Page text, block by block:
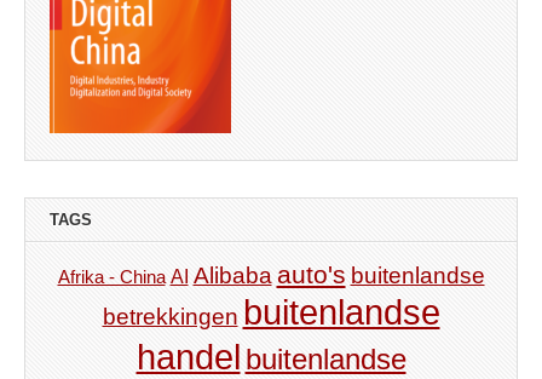
TAGS
Afrika - China AI Alibaba auto's buitenlandse
betrekkingen buitenlandse
handel buitenlandse